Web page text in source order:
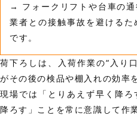
→ フォークリフトや台車の
業者との接触事故を避ける
です。
荷下ろしは、入荷作業の“入り
がその後の検品や棚入れの効率
現場では「とりあえず早く降
降ろす」ことを常に意識して作